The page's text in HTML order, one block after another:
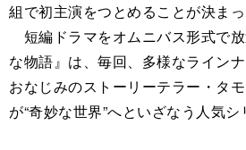
組で初主演をつとめることが決まっ
短編ドラマをオムニバス形式で
な物語』は、毎回、多様なラインナ
おなじみのストーリーテラー・タ
が“奇妙な世界”へといざなう人気シ